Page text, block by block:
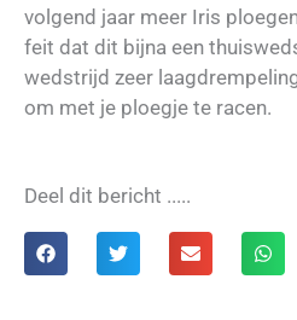
volgend jaar meer Iris
feit dat dit bijna een
wedstrijd zeer
om met je ploegje te racen.
Deel dit bericht .....